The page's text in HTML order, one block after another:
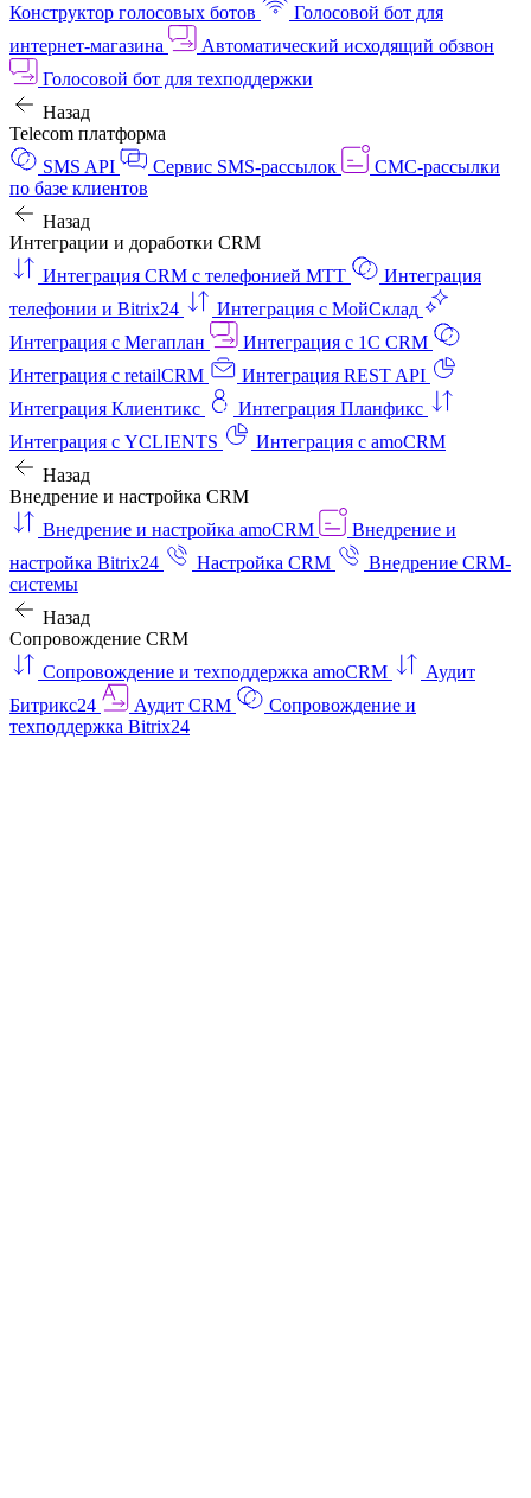
Конструктор голосовых ботов
Голосовой бот для
интернет‑магазина
Автоматический исходящий обзвон
Голосовой бот для техподдержки
Назад
Telecom платформа
SMS API
Сервис SMS-рассылок
СМС-рассылки
по базе клиентов
Назад
Интеграции и доработки CRM
Интеграция CRM с телефонией МТТ
Интеграция
телефонии и Bitrix24
Интеграция с МойСклад
Интеграция с Мегаплан
Интеграция с 1C CRM
Интеграция с retailCRM
Интеграция REST API
Интеграция Клиентикс
Интеграция Планфикс
Интеграция с YCLIENTS
Интеграция с amoCRM
Назад
Внедрение и настройка CRM
Внедрение и настройка amoCRM
Внедрение и
настройка Bitrix24
Настройка CRM
Внедрение CRM-
системы
Назад
Сопровождение CRM
Сопровождение и техподдержка amoCRM
Аудит
Битрикс24
Аудит CRM
Сопровождение и
техподдержка Bitrix24